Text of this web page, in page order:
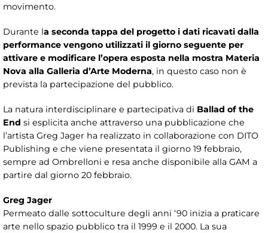
movimento.
Durante la seconda tappa del progetto i dati ricavati dalla
performance vengono utilizzati il giorno seguente per
attivare e modificare l’opera esposta nella mostra Materia
Nova alla Galleria d’Arte Moderna, in questo caso non è
prevista la partecipazione del pubblico.
La natura interdisciplinare e partecipativa di Ballad of the
End si esplicita anche attraverso una pubblicazione che
l’artista Greg Jager ha realizzato in collaborazione con DITO
Publishing e che viene presentata il giorno 19 febbraio,
sempre ad Ombrelloni e resa anche disponibile alla GAM a
partire dal giorno 20 febbraio.
Greg Jager
Permeato dalle sottoculture degli anni ‘90 inizia a praticare
arte nello spazio pubblico tra il 1999 e il 2000. La sua